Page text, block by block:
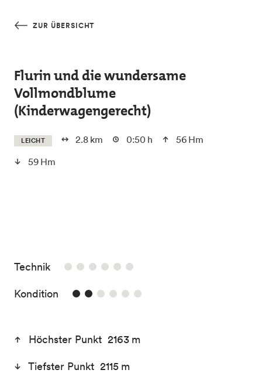
ZUR ÜBERSICHT
Flurin und die wundersame
Vollmondblume
(Kinderwagengerecht)
LEICHT 2.8 km 0:50 h
56 Hm
59 Hm
Technik/6
Kondition 2/6
Höchster Punkt 2163 m
Tiefster Punkt 2115 m